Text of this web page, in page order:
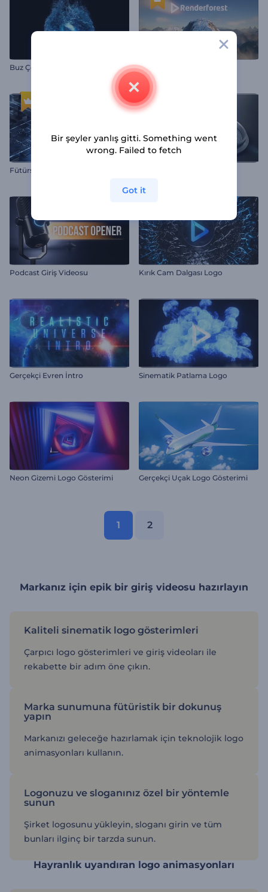
Buz Çözülmesi Logo Gösterimi Dağ Zirveleri Giriş Videosu
Fütürstik Teknolojik İntro
Podcast Giriş Videosu Kırık Cam Dalgası Logo
Gerçekçi Evren İntro Sinematik Patlama Logo
Neon Gizemi Logo Gösterimi Gerçekçi Uçak Logo Gösterimi
1 2
Markanız için epik bir giriş videosu hazırlayın
Kaliteli sinematik logo gösterimleri
Çarpıcı logo gösterimleri ve giriş videoları ile
rekabette bir adım öne çıkın.
Marka sunumuna fütüristik bir dokunuş
yapın
Markanızı geleceğe hazırlamak için teknolojik logo
animasyonları kullanın.
Logonuzu ve sloganınız özel bir yöntemle
sunun
Şirket logosunu yükleyin, sloganı girin ve tüm
bunları ilginç bir tarzda sunun.
Hayranlık uyandıran logo animasyonları
Bir şeyler yanlış gitti. Something went
wrong. Failed to fetch
Got it